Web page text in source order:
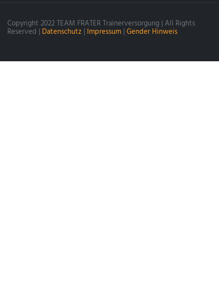
Copyright 2022 TEAM FRATER Trainerversorgung | All Rights
Reserved | Datenschutz | Impressum | Gender Hinweis